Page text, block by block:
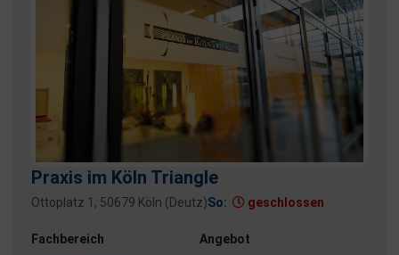
Praxis im Köln Triangle
Ottoplatz 1, 50679 Köln (Deutz)So: geschlossen
Fachbereich
Angebot